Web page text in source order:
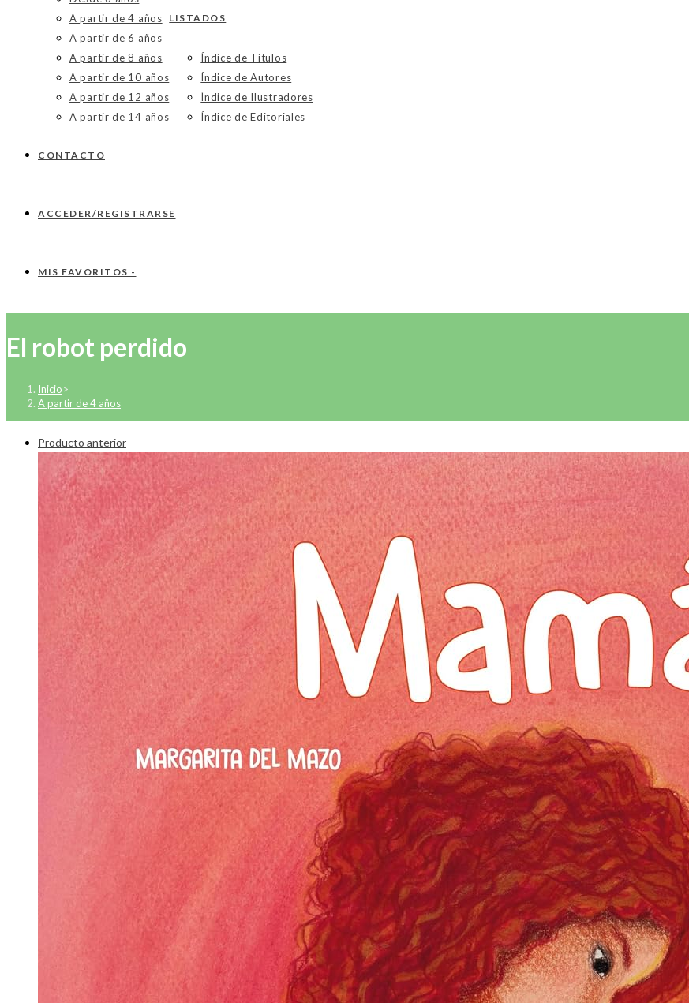
A partir de 4 años
A partir de 6 años
A partir de 8 años
A partir de 10 años
A partir de 12 años
A partir de 14 años
LISTADOS
Índice de Títulos
Índice de Autores
Índice de Ilustradores
Índice de Editoriales
CONTACTO
ACCEDER/REGISTRARSE
MIS FAVORITOS -
El robot perdido
Inicio>
A partir de 4 años
Producto anterior